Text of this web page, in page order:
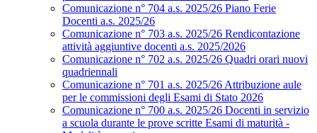
Comunicazione n° 704 a.s. 2025/26 Piano Ferie
Docenti a.s. 2025/26
Comunicazione n° 703 a.s. 2025/26 Rendicontazione
attività aggiuntive docenti a.s. 2025/2026
Comunicazione n° 702 a.s. 2025/26 Quadri orari nuovi
quadriennali
Comunicazione n° 701 a.s. 2025/26 Attribuzione aule
per le commissioni degli Esami di Stato 2026
Comunicazione n° 700 a.s. 2025/26 Docenti in servizio
a scuola durante le prove scritte Esami di maturità -